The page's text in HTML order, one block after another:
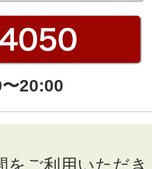
20:00
をご利用いただき